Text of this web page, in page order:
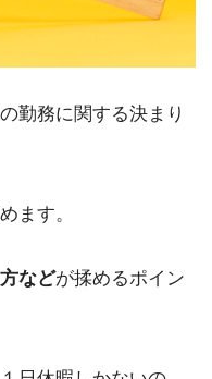
勤務に関する決まり
ます。
などが揉めるポイン